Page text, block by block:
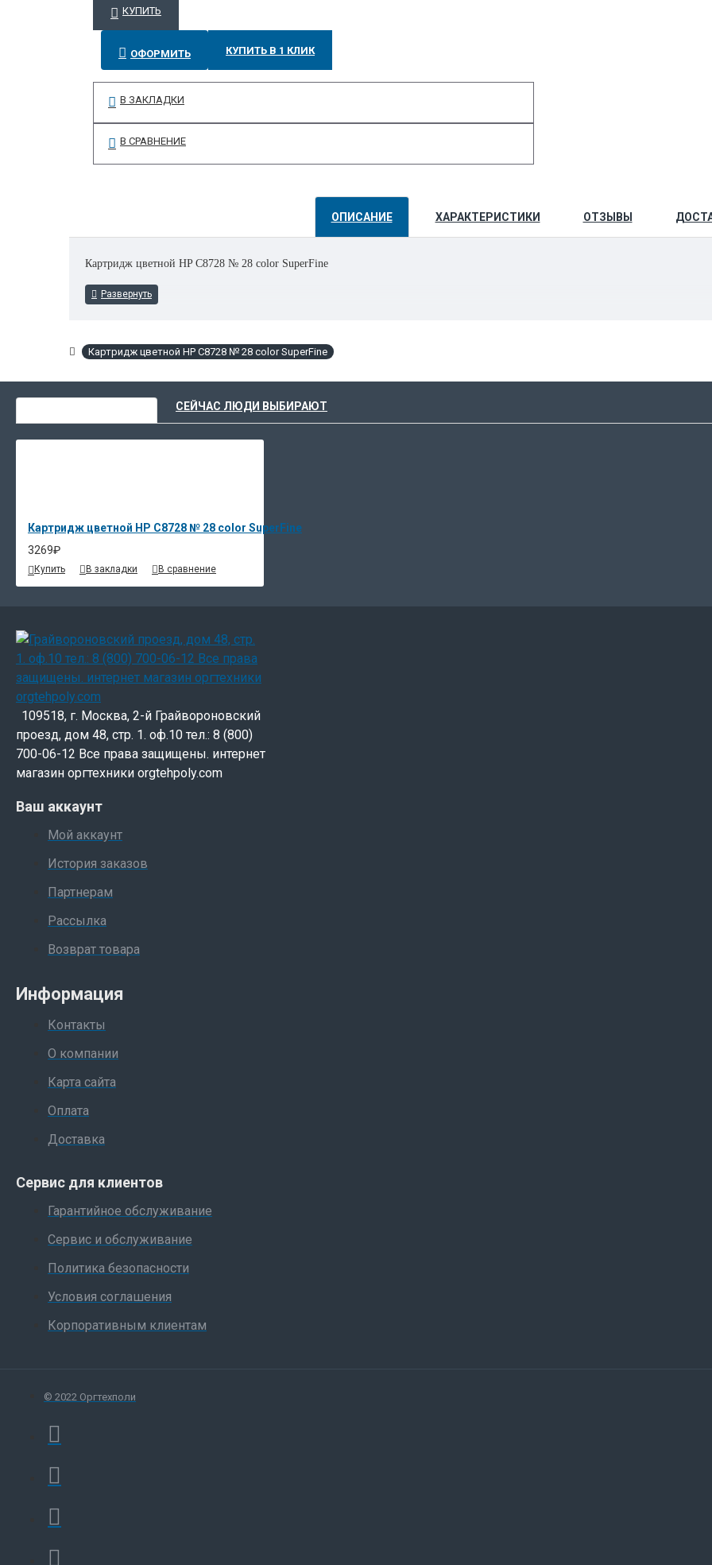
КУПИТЬ
ОФОРМИТЬ КУПИТЬ В 1 КЛИК
В ЗАКЛАДКИ
В СРАВНЕНИЕ
ОПИСАНИЕ ХАРАКТЕРИСТИКИ ОТЗЫВЫ
Картридж цветной HP C8728 № 28 color SuperFine
Картридж цветной HP C8728 № 28 color SuperFine
СЕЙЧАС ЛЮДИ ВЫБИРАЮТ
Картридж цветной HP C8728 № 28 color SuperFine
3269₽
Купить В закладки В сравнение
109518, г. Москва, 2-й Грайвороновский
проезд, дом 48, стр. 1. оф.10 тел.: 8 (800)
700-06-12 Все права защищены. интернет
магазин оргтехники orgtehpoly.com
Ваш аккаунт
Мой аккаунт
История заказов
Партнерам
Рассылка
Возврат товара
Информация
Контакты
О компании
Карта сайта
Оплата
Доставка
Сервис для клиентов
Гарантийное обслуживание
Сервис и обслуживание
Политика безопасности
Условия соглашения
Корпоративным клиентам
© 2022 Оргтехполи